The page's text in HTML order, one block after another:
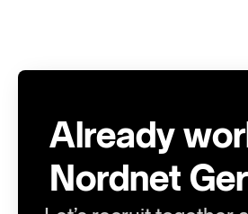
Already
Nordnet